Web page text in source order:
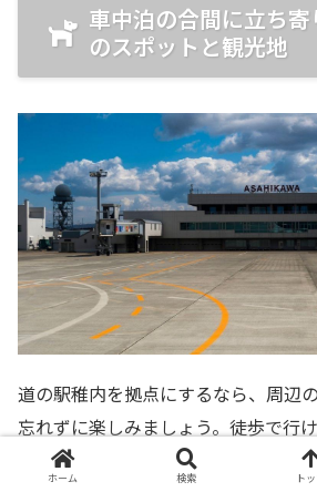
車中泊の合間に立ち
のスポットと観光地
道の駅稚内を拠点にするなら、周辺
忘れずに楽しみましょう。徒歩で行
ぐの絶景ポイントまで、稚内の魅力
ホーム 検索 ト